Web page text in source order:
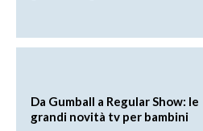
Da Gumball a Regular Show: le
grandi novità tv per bambini